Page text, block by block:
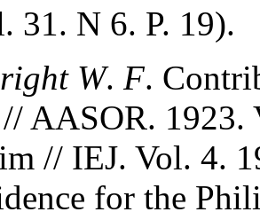
31. N 6. P. 19).
W. F.
// AASOR.
// IEJ. Vol. 4.
for the